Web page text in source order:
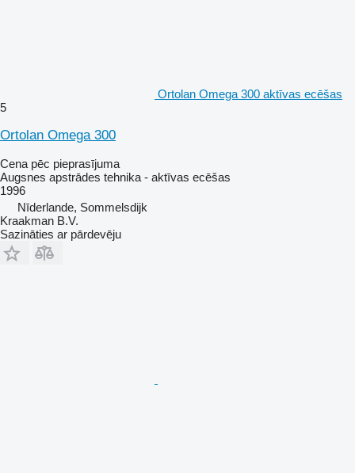
Ortolan Omega 300 aktīvas ecēšas
5
Ortolan Omega 300
Cena pēc pieprasījuma
Augsnes apstrādes tehnika - aktīvas ecēšas
1996
Nīderlande, Sommelsdijk
Kraakman B.V.
Sazināties ar pārdevēju